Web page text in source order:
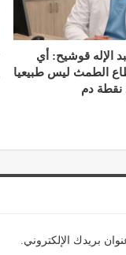
الإله قوشيح: أي
الطمث ليس طبيعيا
نقطة دم
بريدك الإلكتروني.